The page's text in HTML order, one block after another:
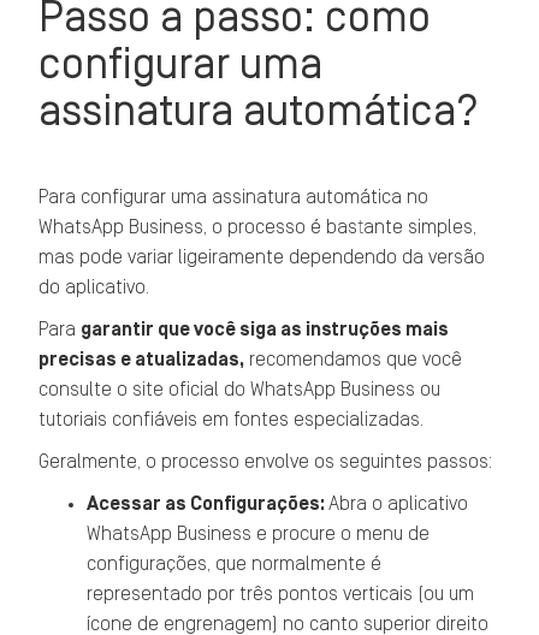
Passo a passo: como
configurar uma
assinatura automática?
Para configurar uma assinatura automática no
WhatsApp Business, o processo é bastante simples,
mas pode variar ligeiramente dependendo da versão
do aplicativo.
Para garantir que você siga as instruções mais
precisas e atualizadas, recomendamos que você
consulte o site oficial do WhatsApp Business ou
tutoriais confiáveis em fontes especializadas.
Geralmente, o processo envolve os seguintes passos:
Acessar as Configurações:Abra o aplicativo
WhatsApp Business e procure o menu de
configurações, que normalmente é
representado por três pontos verticais (ou um
ícone de engrenagem) no canto superior direito